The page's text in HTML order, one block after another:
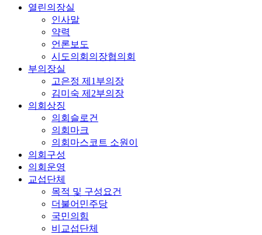
열린의장실
인사말
약력
언론보도
시도의회의장협의회
부의장실
고은정 제1부의장
김미숙 제2부의장
의회상징
의회슬로건
의회마크
의회마스코트 소원이
의회구성
의회운영
교섭단체
목적 및 구성요건
더불어민주당
국민의힘
비교섭단체